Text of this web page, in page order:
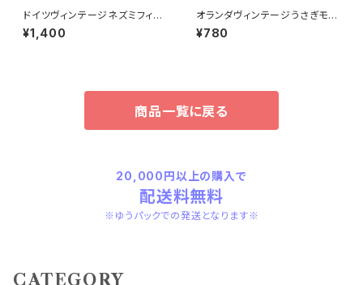
ドイツヴィンテージネズミフィギ
ュアa
¥1,400
オランダヴィンテージうさぎモチ
ーフプラパーツ30個セットNo6
4
¥780
商品一覧に戻る
20,000円以上の購入で
配送料無料
※ゆうパックでの発送となります※
CATEGORY